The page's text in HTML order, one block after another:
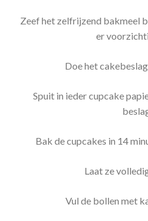
Zeef het zelfrijzend bakmeel
er
Doe het
Spuit in ieder cupcake
Bak de cupcakes in 14
Laat ze
Vul de bollen met